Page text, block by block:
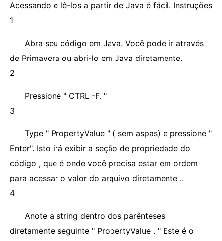
Acessando e lê-los a partir de Java é fácil. Instruções
1
Abra seu código em Java. Você pode ir através
de Primavera ou abri-lo em Java diretamente.
2
Pressione " CTRL -F. "
3
Type " PropertyValue " ( sem aspas) e pressione "
Enter". Isto irá exibir a seção de propriedade do
código , que é onde você precisa estar em ordem
para acessar o valor do arquivo diretamente ..
4
Anote a string dentro dos parênteses
diretamente seguinte " PropertyValue . " Este é o